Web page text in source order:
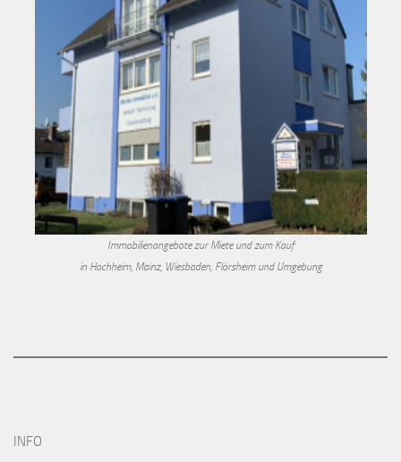
Immobilienangebote zur Miete und zum Kauf
in Hochheim, Mainz, Wiesbaden, Flörsheim und Umgebung
INFO